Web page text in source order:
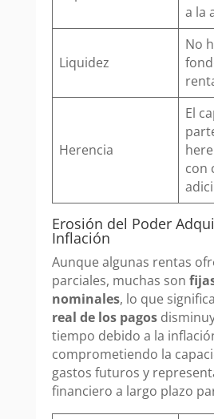
a la
Liquidez
No
Herencia
El
con
Erosión del Poder
Inflación
Aunque algunas rentas
parciales, muchas son
nominales, lo que
real de los pagos
tiempo debido a la
comprometiendo la
gastos futuros y
financiero a largo plazo